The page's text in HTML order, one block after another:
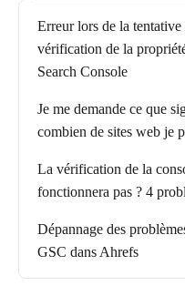
Erreur lors de la
vérification de la
Search Console
Je me demande ce que
combien de sites web je
La vérification de la
fonctionnera pas ? 4
Dépannage des
GSC dans Ahrefs